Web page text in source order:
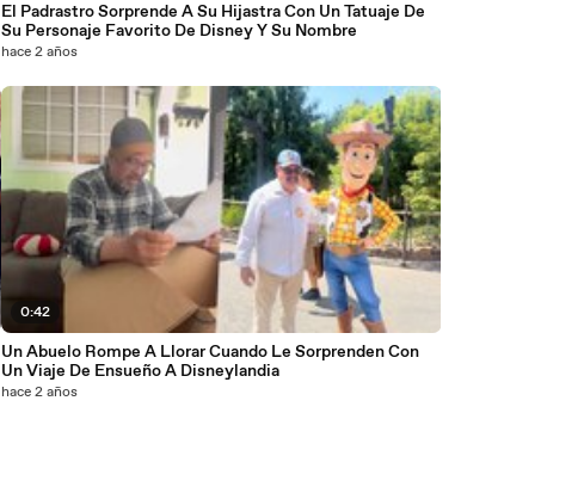
El Padrastro Sorprende A Su Hijastra Con Un Tatuaje De
Su Personaje Favorito De Disney Y Su Nombre
hace 2 años
0:42
Un Abuelo Rompe A Llorar Cuando Le Sorprenden Con
Un Viaje De Ensueño A Disneylandia
hace 2 años